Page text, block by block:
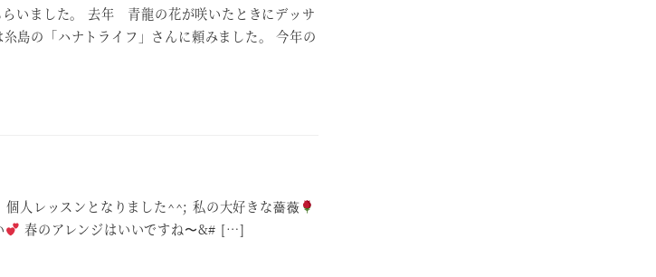
いました。 去年 青龍の花が咲いたときにデッサ
島の「ハナトライフ」さんに頼みました。 今年の
人レッスンとなりました^^; 私の大好きな薔薇
春のアレンジはいいですね〜&# […]